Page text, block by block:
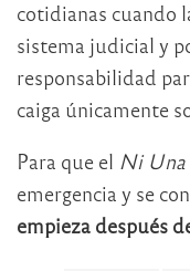
cotidianas cuando
sistema judicial y
responsabilidad
caiga únicamente
Para que el Ni Una
emergencia y se
empieza después